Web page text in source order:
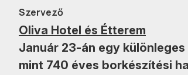
Szervező
Oliva Hotel és Étterem
Január 23-án egy
mint 740 éves borkészítési